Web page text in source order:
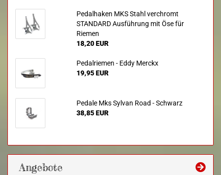
Pedalhaken MKS Stahl verchromt
STANDARD Ausführung mit Öse für
Riemen
18,20 EUR
Pedalriemen - Eddy Merckx
19,95 EUR
Pedale Mks Sylvan Road - Schwarz
38,85 EUR
Angebote